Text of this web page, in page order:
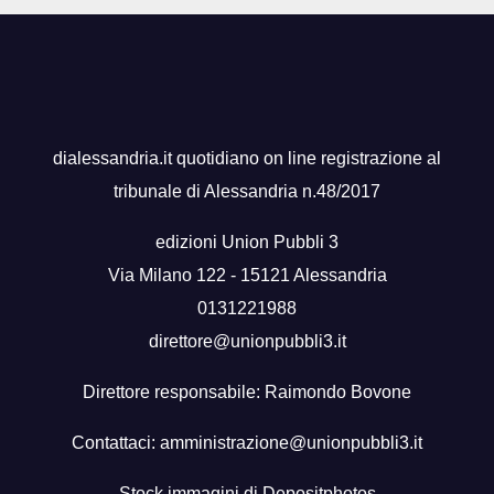
dialessandria.it quotidiano on line registrazione al
tribunale di Alessandria n.48/2017
edizioni Union Pubbli 3
Via Milano 122 - 15121 Alessandria
0131221988
direttore@unionpubbli3.it
Direttore responsabile: Raimondo Bovone
Contattaci: amministrazione@unionpubbli3.it